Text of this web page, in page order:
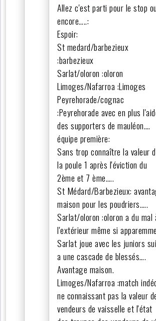
Allez c'est parti pour le stop ou
encore…..:
Espoir:
St medard/barbezieux
:barbezieux
Sarlat/oloron :oloron
Limoges/Nafarroa :Limoges
Peyrehorade/cognac
:Peyrehorade avec en plus
des supporters de mauléon….
équipe première:
Sans trop connaître la valeur
la poule 1 après l'éviction du
2ème et 7 ème…..
St Médard/Barbezieux:
maison pour les poudriers…..
Sarlat/oloron :oloron a du mal
l'extérieur même si
Sarlat joue avec les juniors
a une cascade de blessés….
Avantage maison.
Limoges/Nafarroa :match
ne connaissant pas la valeur
vendeurs de vaisselle et l'état